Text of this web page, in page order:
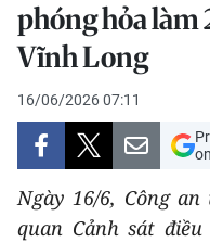
CHÍNH TRỊ
KINH TẾ
VĂN HÓA
XÃ HỘI
PHÁP LUẬT
phóng hỏa làm
Vĩnh Long
16/06/2026 07:11
Ngày 16/6, Công an
quan Cảnh sát